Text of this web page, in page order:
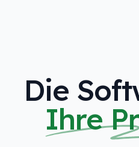
Die
Ihre